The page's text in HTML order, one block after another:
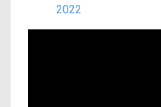
2022